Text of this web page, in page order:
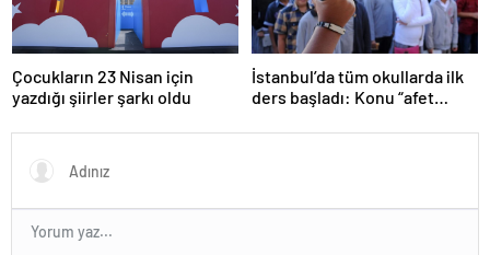
Çocukların 23 Nisan için
yazdığı şiirler şarkı oldu
İstanbul’da tüm okullarda ilk
ders başladı: Konu “afet